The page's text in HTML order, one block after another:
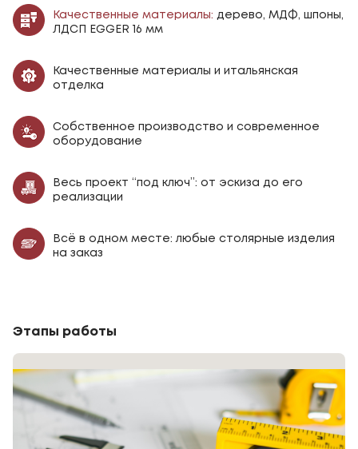
Качественные материалы: дерево, МДФ, шпоны,
ЛДСП EGGER 16 мм
Качественные материалы и итальянская
отделка
Собственное производство и современное
оборудование
Весь проект “под ключ”: от эскиза до его
реализации
Всё в одном месте: любые столярные изделия
на заказ
Этапы работы